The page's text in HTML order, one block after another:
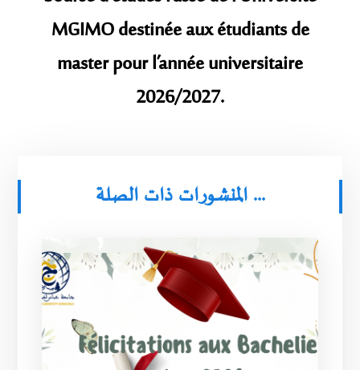
MGIMO destinée aux étudiants de
master pour l’année universitaire
2026/2027.
المنشورات ذات الصلة ...